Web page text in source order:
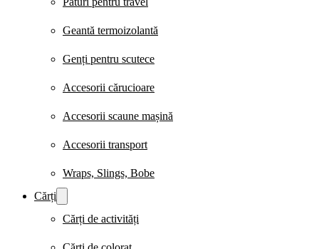
Geantă termoizolantă
Genți pentru scutece
Accesorii cărucioare
Accesorii scaune mașină
Accesorii transport
Wraps, Slings, Bobe
Cărți
Cărți de activități